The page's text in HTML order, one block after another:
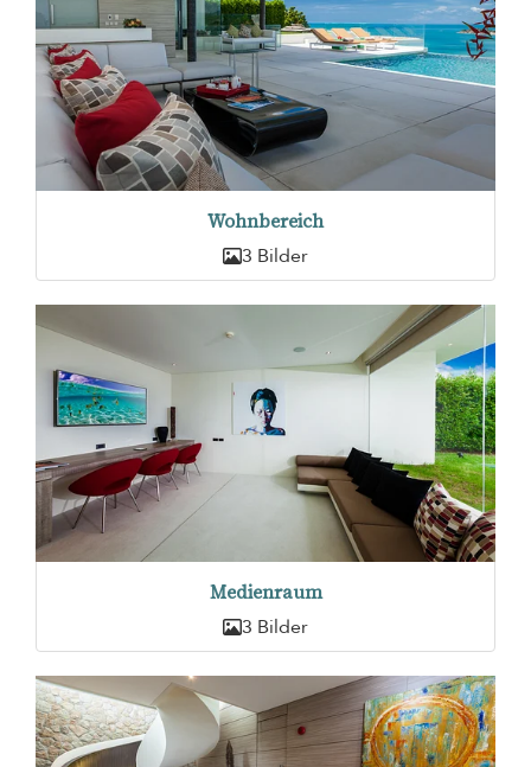
Wohnbereich
3 Bilder
Medienraum
3 Bilder